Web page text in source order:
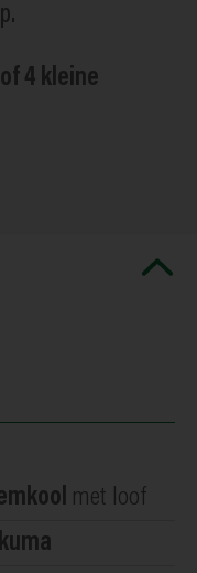
4 kleine
met loof